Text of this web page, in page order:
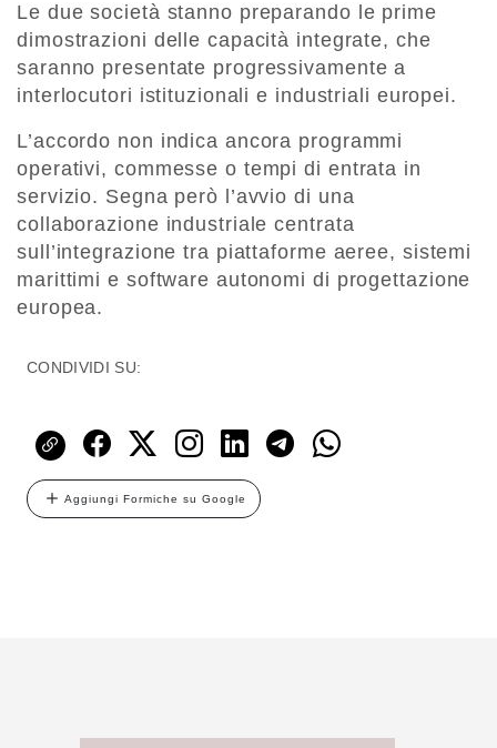
Le due società stanno preparando le prime
dimostrazioni delle capacità integrate, che
saranno presentate progressivamente a
interlocutori istituzionali e industriali europei.
L’accordo non indica ancora programmi
operativi, commesse o tempi di entrata in
servizio. Segna però l’avvio di una
collaborazione industriale centrata
sull’integrazione tra piattaforme aeree, sistemi
marittimi e software autonomi di progettazione
europea.
CONDIVIDI SU:
Aggiungi Formiche su Google